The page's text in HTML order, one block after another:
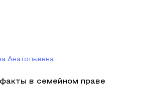
Анатольевна
в семейном праве